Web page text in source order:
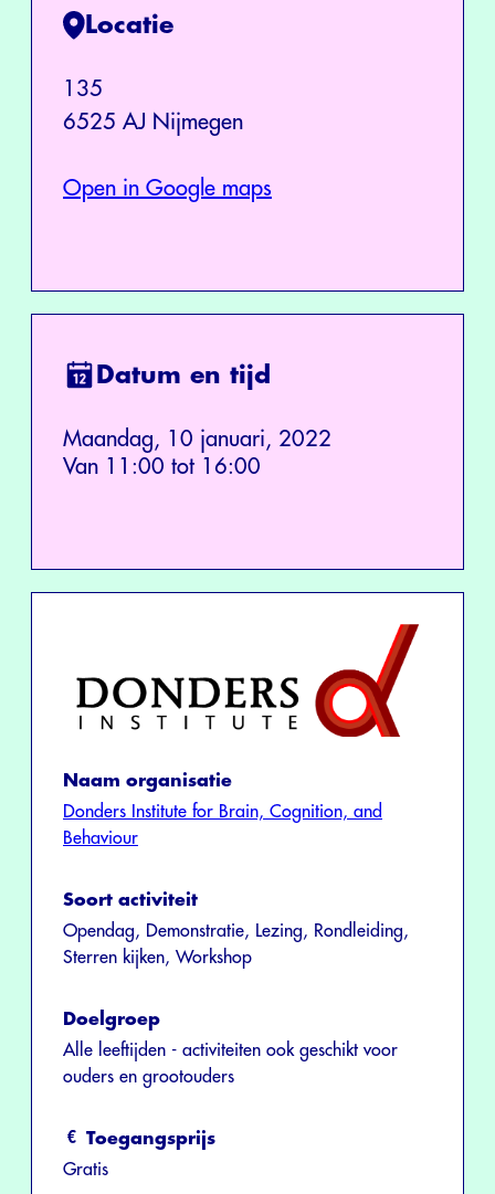
Locatie
135
6525 AJ Nijmegen
Open in Google maps
Datum en tijd
Maandag, 10 januari, 2022
Van 11:00 tot 16:00
Naam organisatie
Donders Institute for Brain, Cognition, and
Behaviour
Soort activiteit
Opendag, Demonstratie, Lezing, Rondleiding,
Sterren kijken, Workshop
Doelgroep
Alle leeftijden - activiteiten ook geschikt voor
ouders en grootouders
Toegangsprijs
Gratis